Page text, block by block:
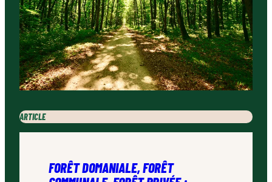
ARTICLE
FORÊT DOMANIALE, FORÊT